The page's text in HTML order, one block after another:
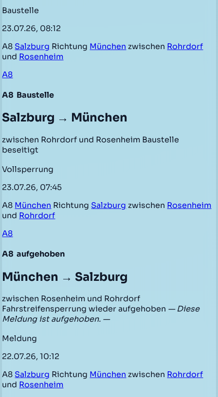
Baustelle
23.07.26, 08:12
A8 Salzburg Richtung München zwischen Rohrdorf
und Rosenheim
A8
A8 Baustelle
Salzburg → München
zwischen Rohrdorf und Rosenheim Baustelle
beseitigt
Vollsperrung
23.07.26, 07:45
A8 München Richtung Salzburg zwischen Rosenheim
und Rohrdorf
A8
A8 aufgehoben
München → Salzburg
zwischen Rosenheim und Rohrdorf
Fahrstreifensperrung wieder aufgehoben — Diese
Meldung ist aufgehoben. —
Meldung
22.07.26, 10:12
A8 Salzburg Richtung München zwischen Rohrdorf
und Rosenheim